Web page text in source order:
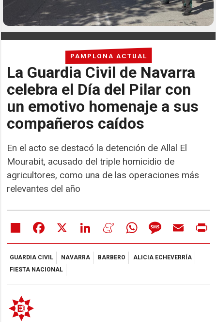
PAMPLONA ACTUAL
La Guardia Civil de Navarra
celebra el Día del Pilar con
un emotivo homenaje a sus
compañeros caídos
En el acto se destacó la detención de Allal El
Mourabit, acusado del triple homicidio de
agricultores, como una de las operaciones más
relevantes del año
Share Facebook LinkedIn MeneameWhatsAppMessageEmail
GUARDIA CIVIL NAVARRA BARBERO
ALICIA ECHEVERRÍA
FIESTA NACIONAL